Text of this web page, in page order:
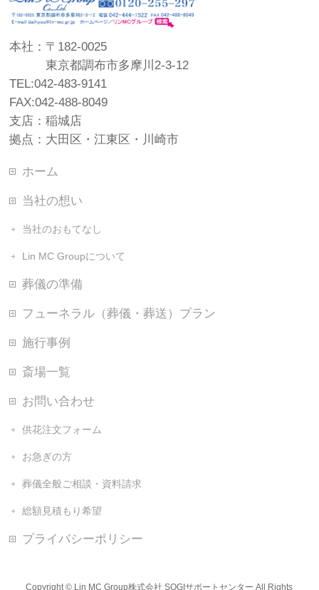
本社：〒182-0025
東京都調布市多摩川2-3-12
TEL:042-483-9141
FAX:042-488-8049
支店：稲城店
拠点：大田区・江東区・川崎市
ホーム
当社の想い
当社のおもてなし
Lin MC Groupについて
葬儀の準備
フューネラル（葬儀・葬送）プラン
施行事例
斎場一覧
お問い合わせ
供花注文フォーム
お急ぎの方
葬儀全般ご相談・資料請求
総額見積もり希望
プライバシーポリシー
Copyright © Lin MC Group株式会社 SOGIサポートセンター All Rights